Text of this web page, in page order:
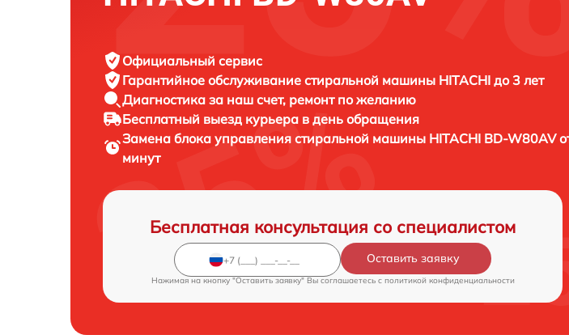
Официальный сервис
Гарантийное обслуживание стиральной машины HITACHI до 3 лет
Диагностика за наш счет, ремонт по желанию
Бесплатный выезд курьера в день обращения
Замена блока управления стиральной машины HITACHI BD-W80AV
минут
Бесплатная консультация со специалистом
Оставить заявку
Нажимая на кнопку "Оставить заявку" Вы соглашаетесь c политикой конфиденциальности